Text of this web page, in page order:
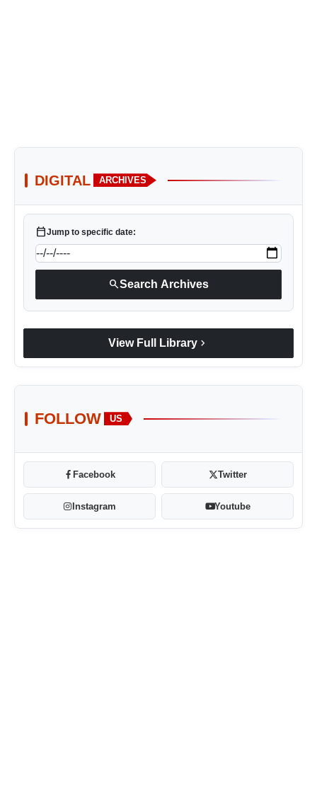
DIGITAL ARCHIVES
calendar_todayJump to specific date:
searchSearch Archives
View Full Library chevron_right
FOLLOW US
Facebook Twitter
Instagram Youtube